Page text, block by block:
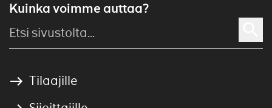
Kuinka voimme auttaa?
Tilaajille